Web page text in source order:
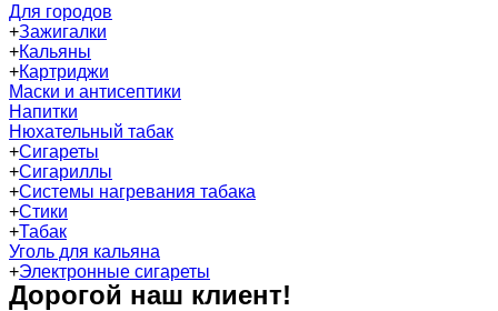
Для городов
+Зажигалки
+Кальяны
+Картриджи
Маски и антисептики
Напитки
Нюхательный табак
+Сигареты
+Сигариллы
+Системы нагревания табака
+Стики
+Табак
Уголь для кальяна
+Электронные сигареты
Дорогой наш клиент!